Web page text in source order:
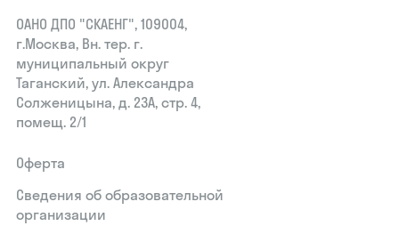
ОАНО ДПО "СКАЕНГ", 109004,
г.Москва, Вн. тер. г.
муниципальный округ
Таганский, ул. Александра
Солженицына, д. 23А, стр. 4,
помещ. 2/1
Оферта
Сведения об образовательной
организации